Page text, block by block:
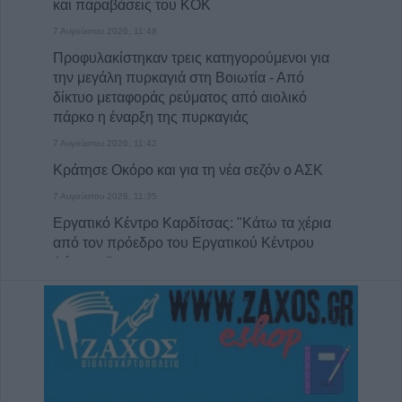
και παραβάσεις του ΚΟΚ
7 Αυγούστου 2026, 11:48
Προφυλακίστηκαν τρεις κατηγορούμενοι για
την μεγάλη πυρκαγιά στη Βοιωτία - Από
δίκτυο μεταφοράς ρεύματος από αιολικό
πάρκο η έναρξη της πυρκαγιάς
7 Αυγούστου 2026, 11:42
Κράτησε Οκόρο και για τη νέα σεζόν ο ΑΣΚ
7 Αυγούστου 2026, 11:35
Εργατικό Κέντρο Καρδίτσας: "Κάτω τα χέρια
από τον πρόεδρο του Εργατικού Κέντρου
Λάρισας"
7 Αυγούστου 2026, 11:20
Το Σάββατο 8 Αυγούστου η κηδεία του
Χρήστου Αρχ. Παπαλέξη
7 Αυγούστου 2026, 11:17